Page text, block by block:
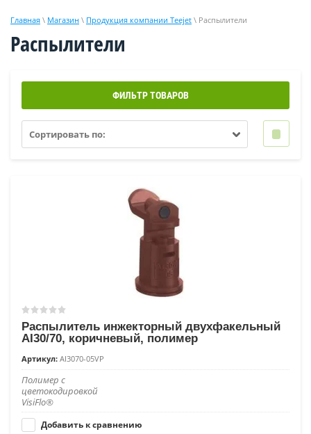
Главная \ Магазин \ Продукция компании Teejet \ Распылители
Распылители
ФИЛЬТР ТОВАРОВ
Сортировать по:
Распылитель инжекторный двухфакельный
AI30/70, коричневый, полимер
Артикул: AI3070-05VP
Полимер с
цветокодировкой
VisiFlo®
Добавить к сравнению